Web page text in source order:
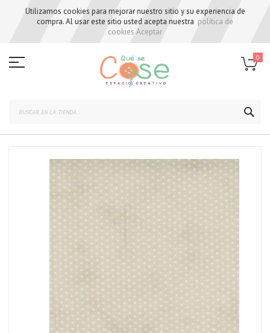
Utilizamos cookies para mejorar nuestro sitio y su experiencia de
compra. Al usar este sitio usted acepta nuestra política de
cookies Aceptar
to
Content
0